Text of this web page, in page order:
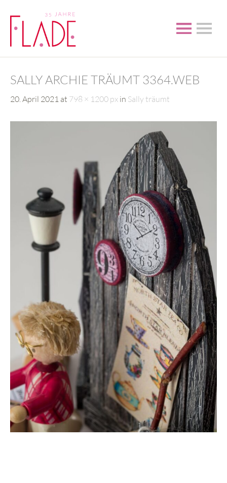
SALLY ARCHIE TRÄUMT 3364.WEB
20. April 2021 at 798 × 1200 px in Sally träumt